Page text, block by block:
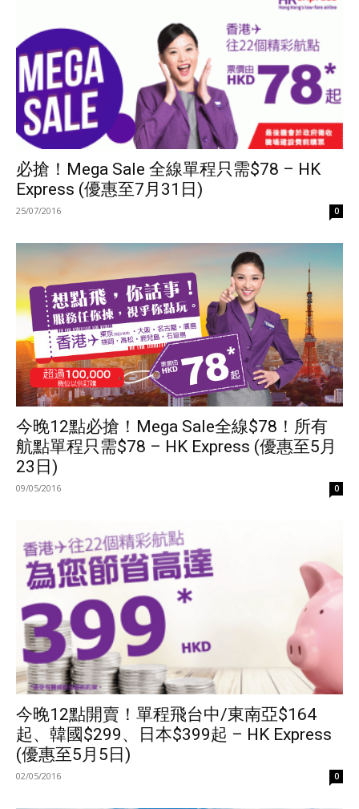
必搶！Mega Sale 全線單程只需$78 – HK
Express (優惠至7月31日)
25/07/2016 0
今晚12點必搶！Mega Sale全線$78！所有
航點單程只需$78 – HK Express (優惠至5月
23日)
09/05/2016 0
今晚12點開賣！單程飛台中/東南亞$164
起、韓國$299、日本$399起 – HK Express
(優惠至5月5日)
02/05/2016 0